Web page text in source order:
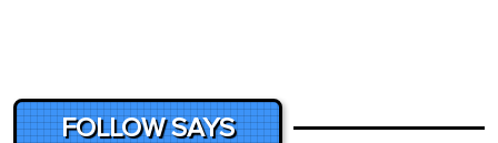
FOLLOW SAYS